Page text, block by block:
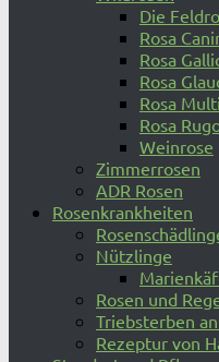
Die
Rosa
Rosa
Rosa
Rosa
Rosa
Weinrose
Zimmerrosen
ADR Rosen
Rosenkrankheiten
Nützlinge
Rosen und
Triebsterben
Rezeptur von